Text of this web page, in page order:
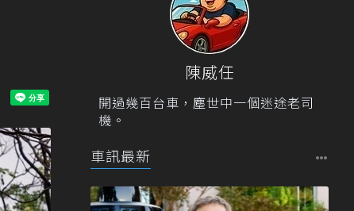
陳威任
開過幾百台車，塵世中一個迷途老司
機。
車訊最新